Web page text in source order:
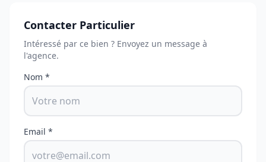
Contacter Particulier
Intéressé par ce bien ? Envoyez un message à
l'agence.
Nom *
Email *